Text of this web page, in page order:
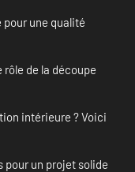
pour une qualité
de la découpe
intérieure ? Voici
pour un projet solide